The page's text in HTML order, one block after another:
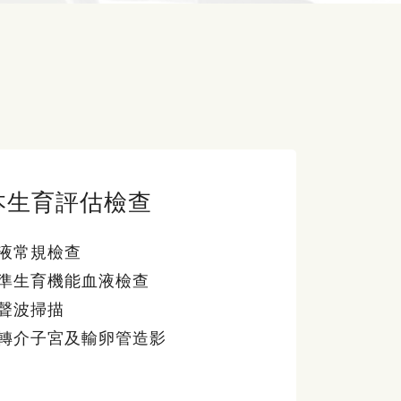
生育評估檢查
常規檢查
生育機能血液檢查
波掃描
介子宮及輸卵管造影